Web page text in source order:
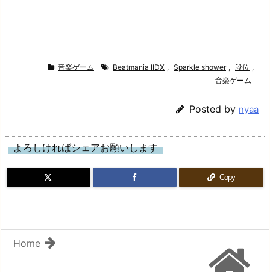
音楽ゲーム Beatmania IIDX , Sparkle shower , 段位 ,
音楽ゲーム
Posted by nyaa
よろしければシェアお願いします
Copy
Home